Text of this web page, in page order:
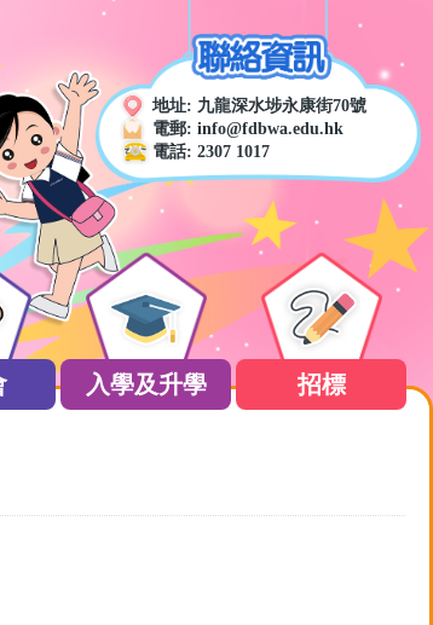
地址: 九龍深水埗永康街70號
電郵:info@fdbwa.edu.hk
電話: 2307 1017
入學及升學 招標